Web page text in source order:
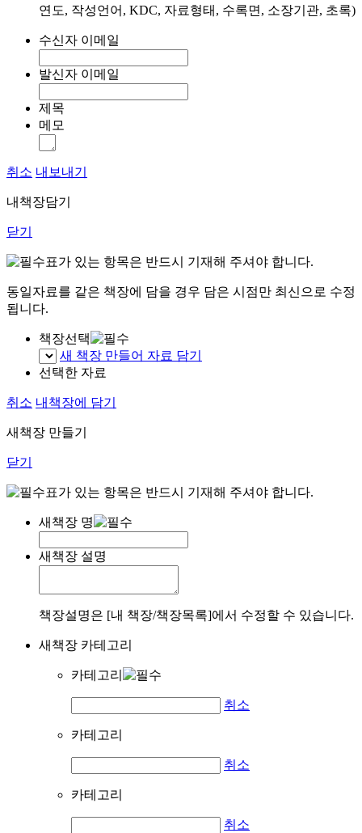
연도, 작성언어, KDC, 자료형태, 수록면, 소장기관, 초록)
수신자 이메일
발신자 이메일
제목
메모
취소 내보내기
내책장담기
닫기
표가 있는 항목은 반드시 기재해 주셔야 합니다.
동일자료를 같은 책장에 담을 경우 담은 시점만 최신으로 수정
됩니다.
책장선택
새 책장 만들어 자료 담기
선택한 자료
취소 내책장에 담기
새책장 만들기
닫기
표가 있는 항목은 반드시 기재해 주셔야 합니다.
새책장 명
새책장 설명
책장설명은 [내 책장/책장목록]에서 수정할 수 있습니다.
새책장 카테고리
카테고리
취소
카테고리
취소
카테고리
취소